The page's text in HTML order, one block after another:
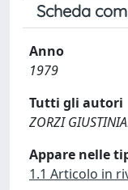
Scheda
Anno
1979
Tutti gli autori
ZORZI
Appare nelle
1.1 Articolo in